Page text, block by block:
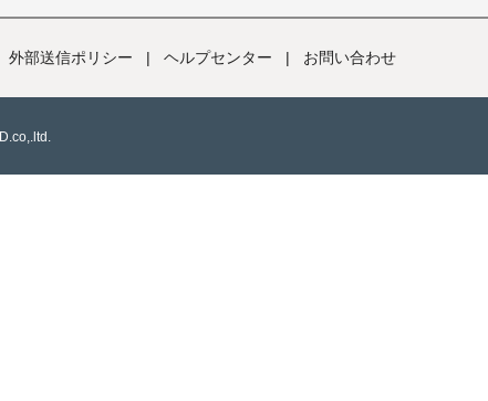
外部送信ポリシー | ヘルプセンター | お問い合わせ